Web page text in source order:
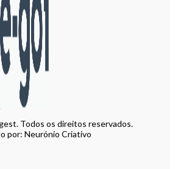
Todos os direitos reservados.
por: Neurónio Criativo